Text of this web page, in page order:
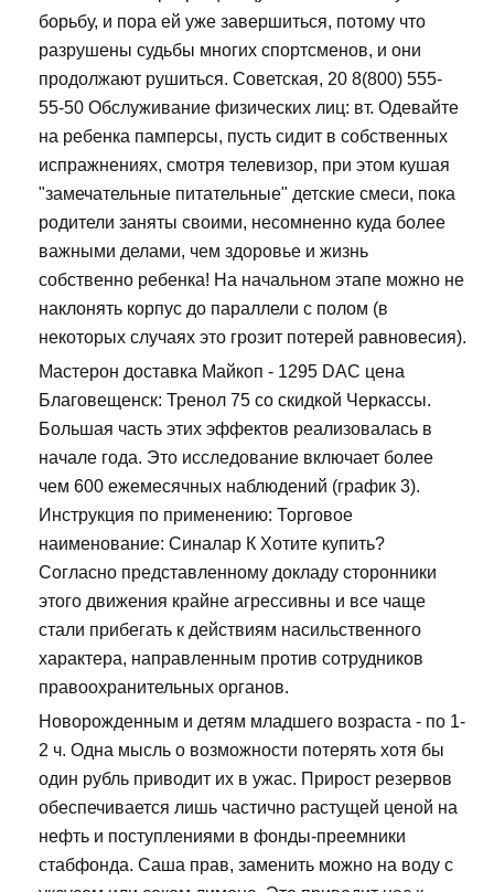
борьбу, и пора ей уже завершиться, потому что
разрушены судьбы многих спортсменов, и они
продолжают рушиться. Советская, 20 8(800) 555-
55-50 Обслуживание физических лиц: вт. Одевайте
на ребенка памперсы, пусть сидит в собственных
испражнениях, смотря телевизор, при этом кушая
"замечательные питательные" детские смеси, пока
родители заняты своими, несомненно куда более
важными делами, чем здоровье и жизнь
собственно ребенка! На начальном этапе можно не
наклонять корпус до параллели с полом (в
некоторых случаях это грозит потерей равновесия).
Мастерон доставка Майкоп - 1295 DAC цена
Благовещенск: Тренол 75 со скидкой Черкассы.
Большая часть этих эффектов реализовалась в
начале года. Это исследование включает более
чем 600 ежемесячных наблюдений (график 3).
Инструкция по применению: Торговое
наименование: Синалар К Хотите купить?
Согласно представленному докладу сторонники
этого движения крайне агрессивны и все чаще
стали прибегать к действиям насильственного
характера, направленным против сотрудников
правоохранительных органов.
Новорожденным и детям младшего возраста - по 1-
2 ч. Одна мысль о возможности потерять хотя бы
один рубль приводит их в ужас. Прирост резервов
обеспечивается лишь частично растущей ценой на
нефть и поступлениями в фонды-преемники
стабфонда. Саша прав, заменить можно на воду с